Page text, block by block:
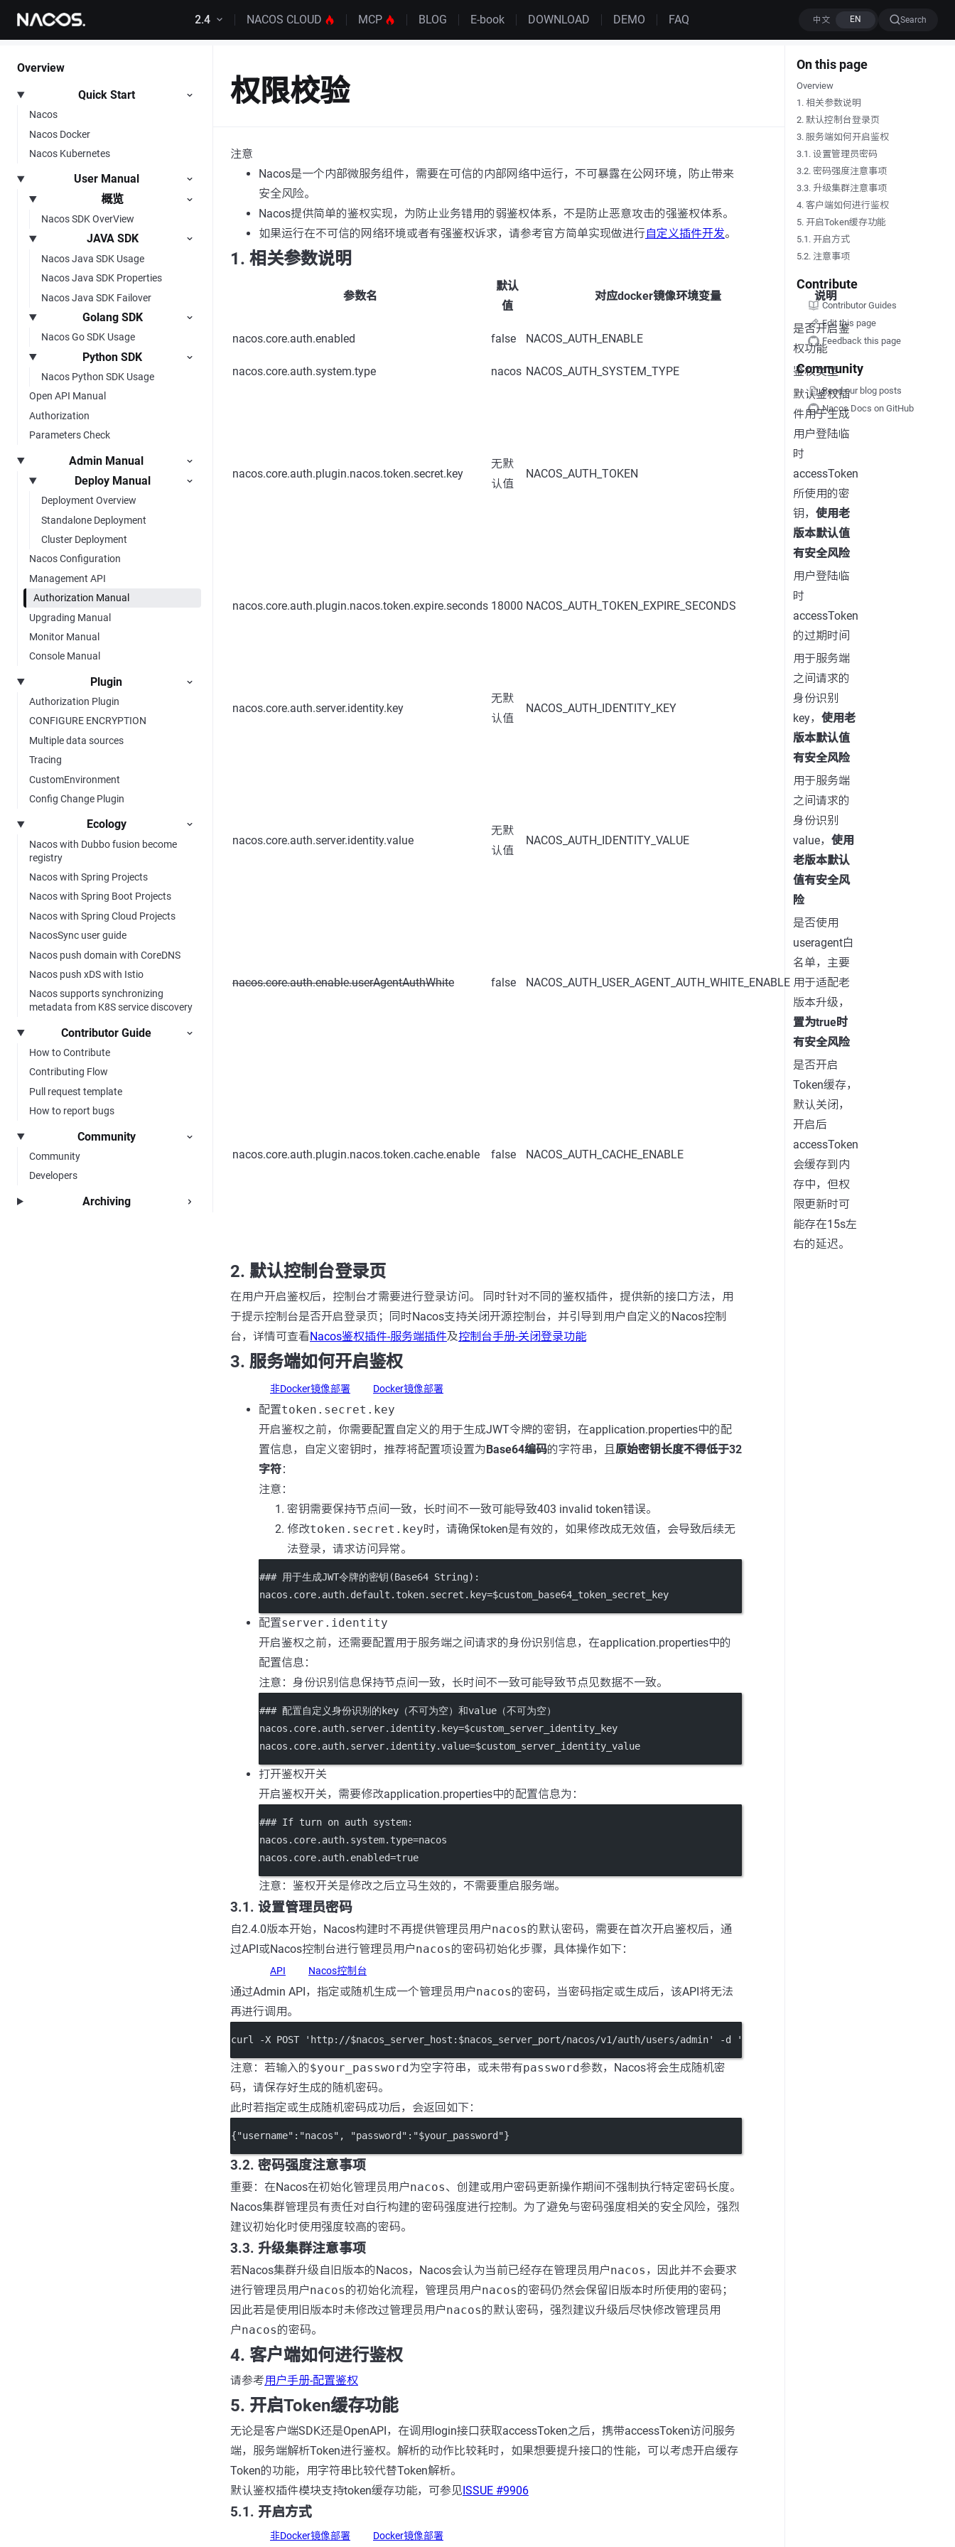
Skip to content 2.4 NACOS CLOUD MCP BLOG E-book DOWNLOAD DEMO FAQ Search
Overview
Quick Start
Nacos
Nacos Docker
Nacos Kubernetes
User Manual
概览
Nacos SDK OverView
JAVA SDK
Nacos Java SDK Usage
Nacos Java SDK Properties
Nacos Java SDK Failover
Golang SDK
Nacos Go SDK Usage
Python SDK
Nacos Python SDK Usage
Open API Manual
Authorization
Parameters Check
Admin Manual
Deploy Manual
Deployment Overview
Standalone Deployment
Cluster Deployment
Nacos Configuration
Management API
Authorization Manual
Upgrading Manual
Monitor Manual
Console Manual
Plugin
Authorization Plugin
CONFIGURE ENCRYPTION
Multiple data sources
Tracing
CustomEnvironment
Config Change Plugin
Ecology
Nacos with Dubbo fusion become
registry
Nacos with Spring Projects
Nacos with Spring Boot Projects
Nacos with Spring Cloud Projects
NacosSync user guide
Nacos push domain with CoreDNS
Nacos push xDS with Istio
Nacos supports synchronizing
metadata from K8S service discovery
Contributor Guide
How to Contribute
Contributing Flow
Pull request template
How to report bugs
Community
Community
Developers
Archiving
On this page
Overview
1. 相关参数说明
2. 默认控制台登录页
3. 服务端如何开启鉴权
3.1. 设置管理员密码
3.2. 密码强度注意事项
3.3. 升级集群注意事项
4. 客户端如何进行鉴权
5. 开启Token缓存功能
5.1. 开启方式
5.2. 注意事项
Contribute
Contributor Guides
Edit this page
Feedback this page
Community
Read our blog posts
Nacos Docs on GitHub
权限校验
注意
Nacos是一个内部微服务组件，需要在可信的内部网络中运行，不可暴露在公网环境，防止带来
安全风险。
Nacos提供简单的鉴权实现，为防止业务错用的弱鉴权体系，不是防止恶意攻击的强鉴权体系。
如果运行在不可信的网络环境或者有强鉴权诉求，请参考官方简单实现做进行自定义插件开发。
1. 相关参数说明
参数名
默认
值
对应docker镜像环境变量 说明
nacos.core.auth.enabled false NACOS_AUTH_ENABLE
是否开启鉴
权功能
nacos.core.auth.system.type
nacos NACOS_AUTH_SYSTEM_TYPE 鉴权类型
nacos.core.auth.plugin.nacos.token.secret.key
无默
认值
NACOS_AUTH_TOKEN
默认鉴权插
件用于生成
用户登陆临
时
accessToken
所使用的密
钥， 使用老
版本默认值
有安全风险
nacos.core.auth.plugin.nacos.token.expire.seconds 18000 NACOS_AUTH_TOKEN_EXPIRE_SECONDS
用户登陆临
时
accessToken
的过期时间
nacos.core.auth.server.identity.key
无默
认值
NACOS_AUTH_IDENTITY_KEY
用于服务端
之间请求的
身份识别
key， 使用老
版本默认值
有安全风险
nacos.core.auth.server.identity.value
无默
认值
NACOS_AUTH_IDENTITY_VALUE
用于服务端
之间请求的
身份识别
value， 使用
老版本默认
值有安全风
险
nacos.core.auth.enable.userAgentAuthWhite false NACOS_AUTH_USER_AGENT_AUTH_WHITE_ENABLE
是否使用
useragent白
名单，主要
用于适配老
版本升级，
置为true时
有安全风险
nacos.core.auth.plugin.nacos.token.cache.enable false NACOS_AUTH_CACHE_ENABLE
是否开启
Token缓存，
默认关闭，
开启后
accessToken
会缓存到内
存中，但权
限更新时可
能存在15s左
右的延迟。
2. 默认控制台登录页
在用户开启鉴权后，控制台才需要进行登录访问。 同时针对不同的鉴权插件，提供新的接口方法，用
于提示控制台是否开启登录页；同时Nacos支持关闭开源控制台，并引导到用户自定义的Nacos控制
台，详情可查看Nacos鉴权插件-服务端插件及控制台手册-关闭登录功能
3. 服务端如何开启鉴权
非Docker镜像部署 Docker镜像部署
配置token.secret.key
开启鉴权之前，你需要配置自定义的用于生成JWT令牌的密钥，在application.properties中的配
置信息，自定义密钥时，推荐将配置项设置为Base64编码的字符串，且 原始密钥长度不得低于32
字符：
注意：
密钥需要保持节点间一致，长时间不一致可能导致403 invalid token错误。
修改token.secret.key时，请确保token是有效的，如果修改成无效值，会导致后续无
法登录，请求访问异常。
### 用于生成JWT令牌的密钥(Base64 String):
nacos.core.auth.default.token.secret.key=$custom_base64_token_secret_key
配置server.identity
开启鉴权之前，还需要配置用于服务端之间请求的身份识别信息，在application.properties中的
配置信息：
注意：身份识别信息保持节点间一致，长时间不一致可能导致节点见数据不一致。
### 配置自定义身份识别的key（不可为空）和value（不可为空）
nacos.core.auth.server.identity.key=$custom_server_identity_key
nacos.core.auth.server.identity.value=$custom_server_identity_value
打开鉴权开关
开启鉴权开关，需要修改application.properties中的配置信息为：
### If turn on auth system:
nacos.core.auth.system.type=nacos
nacos.core.auth.enabled=true
注意：鉴权开关是修改之后立马生效的，不需要重启服务端。
3.1. 设置管理员密码
自2.4.0版本开始，Nacos构建时不再提供管理员用户nacos的默认密码，需要在首次开启鉴权后，通
过API或Nacos控制台进行管理员用户nacos的密码初始化步骤，具体操作如下：
API Nacos控制台
通过Admin API，指定或随机生成一个管理员用户nacos的密码，当密码指定或生成后，该API将无法
再进行调用。
curl -X POST 'http://$nacos_server_host:$nacos_server_port/nacos/v1/auth/users/admin' -d 'password=$your_password'
注意：若输入的$your_password为空字符串，或未带有password参数，Nacos将会生成随机密
码，请保存好生成的随机密码。
此时若指定或生成随机密码成功后，会返回如下：
{"username" : "nacos" , "password" : "$your_password"}
3.2. 密码强度注意事项
重要：在Nacos在初始化管理员用户nacos、创建或用户密码更新操作期间不强制执行特定密码长度。
Nacos集群管理员有责任对自行构建的密码强度进行控制。为了避免与密码强度相关的安全风险，强烈
建议初始化时使用强度较高的密码。
3.3. 升级集群注意事项
若Nacos集群升级自旧版本的Nacos，Nacos会认为当前已经存在管理员用户nacos ，因此并不会要求
进行管理员用户nacos的初始化流程，管理员用户nacos的密码仍然会保留旧版本时所使用的密码；
因此若是使用旧版本时未修改过管理员用户nacos的默认密码，强烈建议升级后尽快修改管理员用
户nacos的密码。
4. 客户端如何进行鉴权
请参考用户手册-配置鉴权
5. 开启Token缓存功能
无论是客户端SDK还是OpenAPI，在调用login接口获取accessToken之后，携带accessToken访问服务
端，服务端解析Token进行鉴权。解析的动作比较耗时，如果想要提升接口的性能，可以考虑开启缓存
Token的功能，用字符串比较代替Token解析。
默认鉴权插件模块支持token缓存功能，可参见ISSUE #9906
5.1. 开启方式
非Docker镜像部署 Docker镜像部署